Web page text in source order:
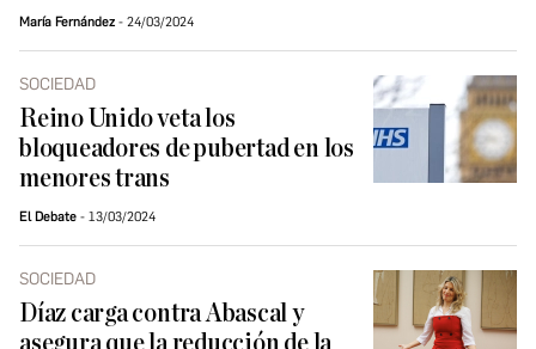
María Fernández 24/03/2024
SOCIEDAD
Reino Unido veta los
bloqueadores de pubertad en los
menores trans
El Debate 13/03/2024
SOCIEDAD
Díaz carga contra Abascal y